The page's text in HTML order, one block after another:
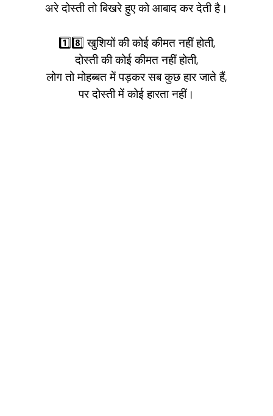
अरे दोस्ती तो बिखरे हुए को आबाद कर देती है।
1️⃣8️⃣ खुशियों की कोई कीमत नहीं होती,
दोस्ती की कोई कीमत नहीं होती,
लोग तो मोहब्बत में पड़कर सब कुछ हार जाते हैं,
पर दोस्ती में कोई हारता नहीं।